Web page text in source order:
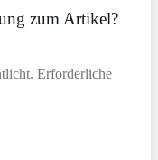
zum Artikel?
Erforderliche